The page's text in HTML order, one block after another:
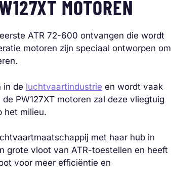
MOTOREN
ATR 72-600 ontvangen die wordt
motoren zijn speciaal ontworpen om
in de luchtvaartindustrie en wordt vaak
PW127XT motoren zal deze vliegtuig
het milieu.
met haar hub in
grote vloot van ATR-toestellen en heeft
voor meer efficiëntie en